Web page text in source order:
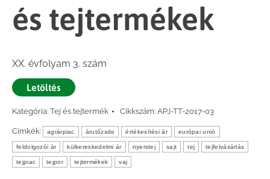
és tejtermékek
XX. évfolyam 3. szám
Letöltés
Kategória: Tej és tejtermék Cikkszám: APJ-TT-2017-03
Címkék: agrárpiac árutőzsde értékesítési ár európai unió
feldolgozói ár külkereskedelmi ár nyerstej sajt tej tejfelvásárlás
tejpiac tejpor tejtermékek vaj